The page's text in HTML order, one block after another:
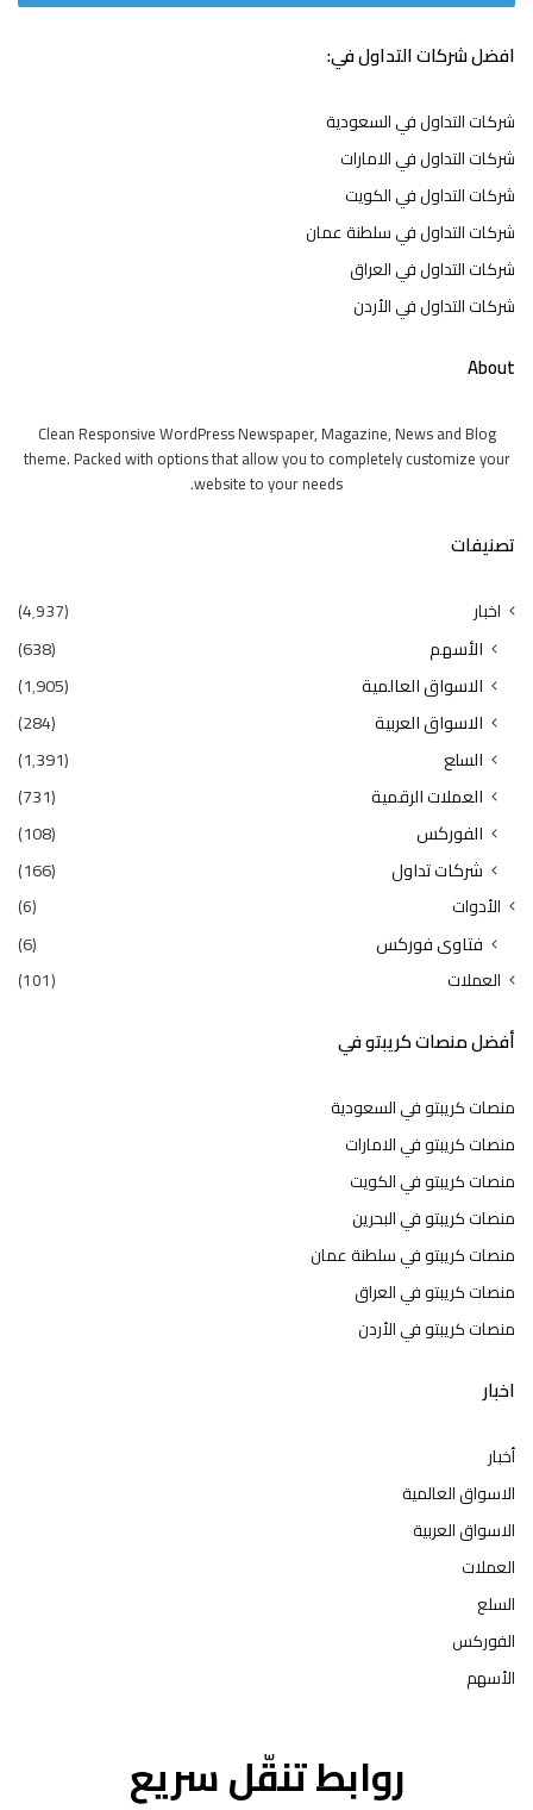
افضل شركات التداول في:
شركات التداول في السعودية
شركات التداول في الامارات
شركات التداول في الكويت
شركات التداول في سلطنة عمان
شركات التداول في العراق
شركات التداول في الأردن
About
Clean Responsive WordPress Newspaper, Magazine, News and Blog
theme. Packed with options that allow you to completely customize your
website to your needs.
تصنيفات
اخبار (4٬937)
الأسهم
(638)
الاسواق العالمية
(1٬905)
الاسواق العربية
(284)
السلع
(1٬391)
العملات الرقمية
(731)
الفوركس
(108)
شركات تداول
(166)
الأدوات (6)
فتاوى فوركس (6)
العملات (101)
أفضل منصات كريبتو في
منصات كريبتو في السعودية
منصات كريبتو في الامارات
منصات كريبتو في الكويت
منصات كريبتو في البحرين
منصات كريبتو في سلطنة عمان
منصات كريبتو في العراق
منصات كريبتو في الأردن
اخبار
أخبار
الاسواق العالمية
الاسواق العربية
العملات
السلع
الفوركس
الأسهم
روابط تنقّل سريع